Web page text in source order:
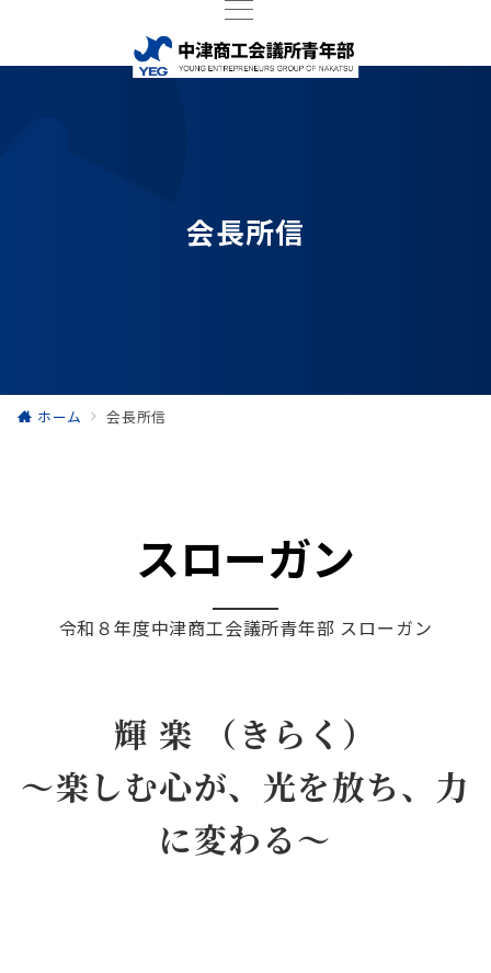
会長所信
ホーム 会長所信
スローガン
令和８年度中津商工会議所青年部 スローガン
輝 楽 （きらく）
～楽しむ心が、光を放ち、力
に変わる～